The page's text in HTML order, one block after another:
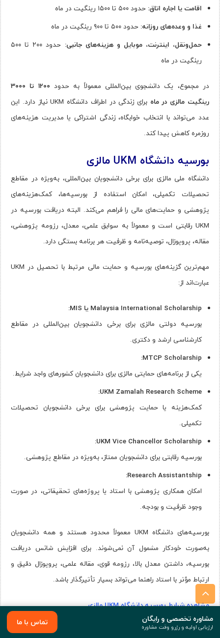
مشاوره تخصصی و رایگان
ارزیابی اولیه و رزرو وقت مشاوره تماس با ما
اقامت یا اجاره اتاق: حدود ۵۰۰ تا ۱۵۰۰ رینگیت در ماه
غذا و وعده‌های روزانه: حدود ۵۰۰ تا ۹۰۰ رینگیت در ماه
حمل‌ونقل، اینترنت، موبایل و هزینه‌های جانبی:
حدود ۲۰۰ تا ۵۰۰
رینگیت در ماه
در مجموع، یک دانشجوی بین‌المللی معمولاً به حدود
۱۲۰۰ تا ۳۰۰۰
رینگیت مالزی در ماه
برای زندگی در اطراف دانشگاه UKM نیاز دارد. این
عدد می‌تواند با انتخاب خوابگاه، زندگی اشتراکی یا مدیریت هزینه‌های
روزمره کاهش پیدا کند.
بورسیه دانشگاه UKM مالزی
دانشگاه ملی مالزی برای برخی دانشجویان بین‌المللی، به‌ویژه در مقاطع
تحصیلات تکمیلی، امکان استفاده از بورسیه‌ها، کمک‌هزینه‌های
پژوهشی و حمایت‌های مالی را فراهم می‌کند. البته دریافت بورسیه در
UKM رقابتی است و معمولاً به سوابق علمی، معدل، رزومه پژوهشی،
مقاله، پروپوزال، توصیه‌نامه و ظرفیت هر برنامه بستگی دارد.
مهم‌ترین گزینه‌های بورسیه و حمایت مالی مرتبط با تحصیل در UKM
عبارت‌اند از:
Malaysia International Scholarship یا MIS:
بورسیه دولتی مالزی برای برخی دانشجویان بین‌المللی در مقاطع
کارشناسی ارشد و دکتری.
MTCP Scholarship:
یکی از برنامه‌های حمایتی مالزی برای دانشجویان کشورهای واجد شرایط.
UKM Zamalah Research Scheme:
کمک‌هزینه یا حمایت پژوهشی برای برخی دانشجویان تحصیلات
تکمیلی.
UKM Vice Chancellor Scholarship:
بورسیه رقابتی برای دانشجویان ممتاز، به‌ویژه در مقاطع پژوهشی.
Research Assistantship:
امکان همکاری پژوهشی با استاد یا پروژه‌های تحقیقاتی، در صورت
وجود ظرفیت و بودجه.
بورسیه‌های دانشگاه UKM معمولاً محدود هستند و همه دانشجویان
به‌صورت خودکار مشمول آن نمی‌شوند. برای افزایش شانس دریافت
بورسیه، داشتن معدل بالا، رزومه قوی، مقاله علمی، پروپوزال دقیق و
ارتباط مؤثر با استاد راهنما می‌تواند بسیار تأثیرگذار باشد.
مشاهده شرایط بورسیه دانشگاه UKM مالزی
خوابگاه دانشگاه UKM و شرایط اقامت